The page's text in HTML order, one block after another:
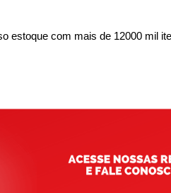
estoque com mais de 12000 mil